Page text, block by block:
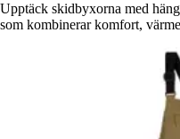
Upptäck skidbyxorna med
som kombinerar komfort,